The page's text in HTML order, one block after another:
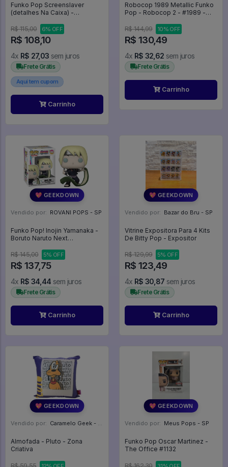
Funko Pop Screenslaver
(detalhes Na Caixa) -
R$ 115,00
6% OFF
R$ 108,10
4x R$ 27,03 sem juros
Frete Grátis
Aqui tem cupom
Carrinho
Robocop 1989 Metallic Funko
Pop - Robocop 2 - #1989 -
R$ 144,99
10% OFF
R$ 130,49
4x R$ 32,62 sem juros
Frete Grátis
Carrinho
💖 GEEKDOWN
Vendido por: ROVANI POPS - SP
Funko Pop! Inojin Yamanaka -
Boruto Naruto Next
R$ 145,00
5% OFF
R$ 137,75
4x R$ 34,44 sem juros
Frete Grátis
Carrinho
💖 GEEKDOWN
Vendido por: Bazar do Bru - SP
Vitrine Expositora Para 4 Kits
De Bitty Pop - Expositor
R$ 129,99 5% OFF
R$ 123,49
4x R$ 30,87 sem juros
Frete Grátis
Carrinho
💖 GEEKDOWN
Vendido por: Caramelo Geek - DF
Almofada - Pluto - Zona
Criativa
R$ 59,55
💖 GEEKDOWN
Vendido por: Meus Pops - SP
Funko Pop Oscar Martinez -
The Office #1132
R$ 162,30